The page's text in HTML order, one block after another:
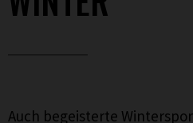
Auch begeisterte